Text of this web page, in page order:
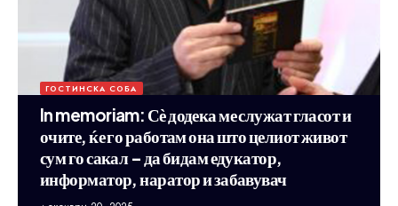
ГОСТИНСКА СОБА
In memoriam: Сѐ додека ме служат гласот и
очите, ќе го работам она што целиот живот
сум го сакал – да бидам едукатор,
информатор, наратор и забавувач